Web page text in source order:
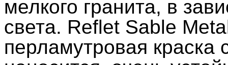
мелкого гранита, в
света. Reflet Sable
перламутровая краска